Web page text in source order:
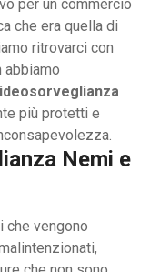
per un commercio
che era quella di
ritrovarci con
abbiamo
più protetti e
Nemi e
che vengono